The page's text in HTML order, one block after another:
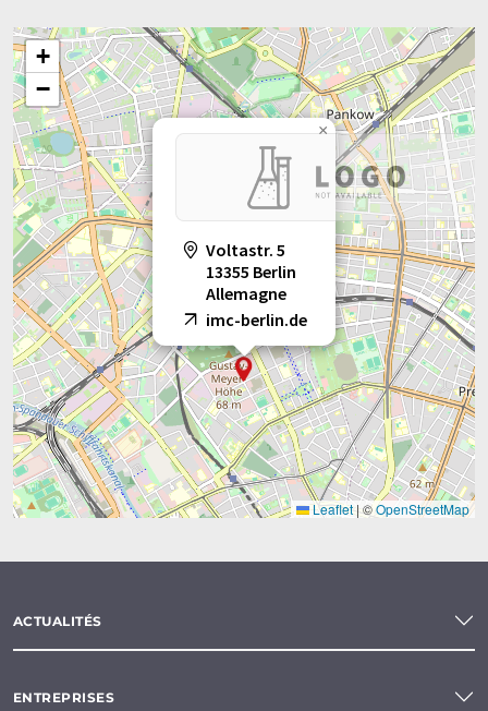
Voltastr. 5
13355 Berlin
Allemagne
imc-berlin.de
×
+
−
Leaflet|©OpenStreetMap
ACTUALITÉS
ENTREPRISES